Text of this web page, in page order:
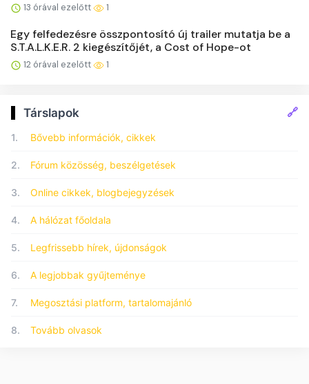
13 órával ezelőtt 1
Egy felfedezésre összpontosító új trailer mutatja be a
S.T.A.L.K.E.R. 2 kiegészítőjét, a Cost of Hope-ot
12 órával ezelőtt 1
Társlapok 🔗
1. Bővebb információk, cikkek
2. Fórum közösség, beszélgetések
3. Online cikkek, blogbejegyzések
4. A hálózat főoldala
5. Legfrissebb hírek, újdonságok
6. A legjobbak gyűjteménye
7. Megosztási platform, tartalomajánló
8. Tovább olvasok